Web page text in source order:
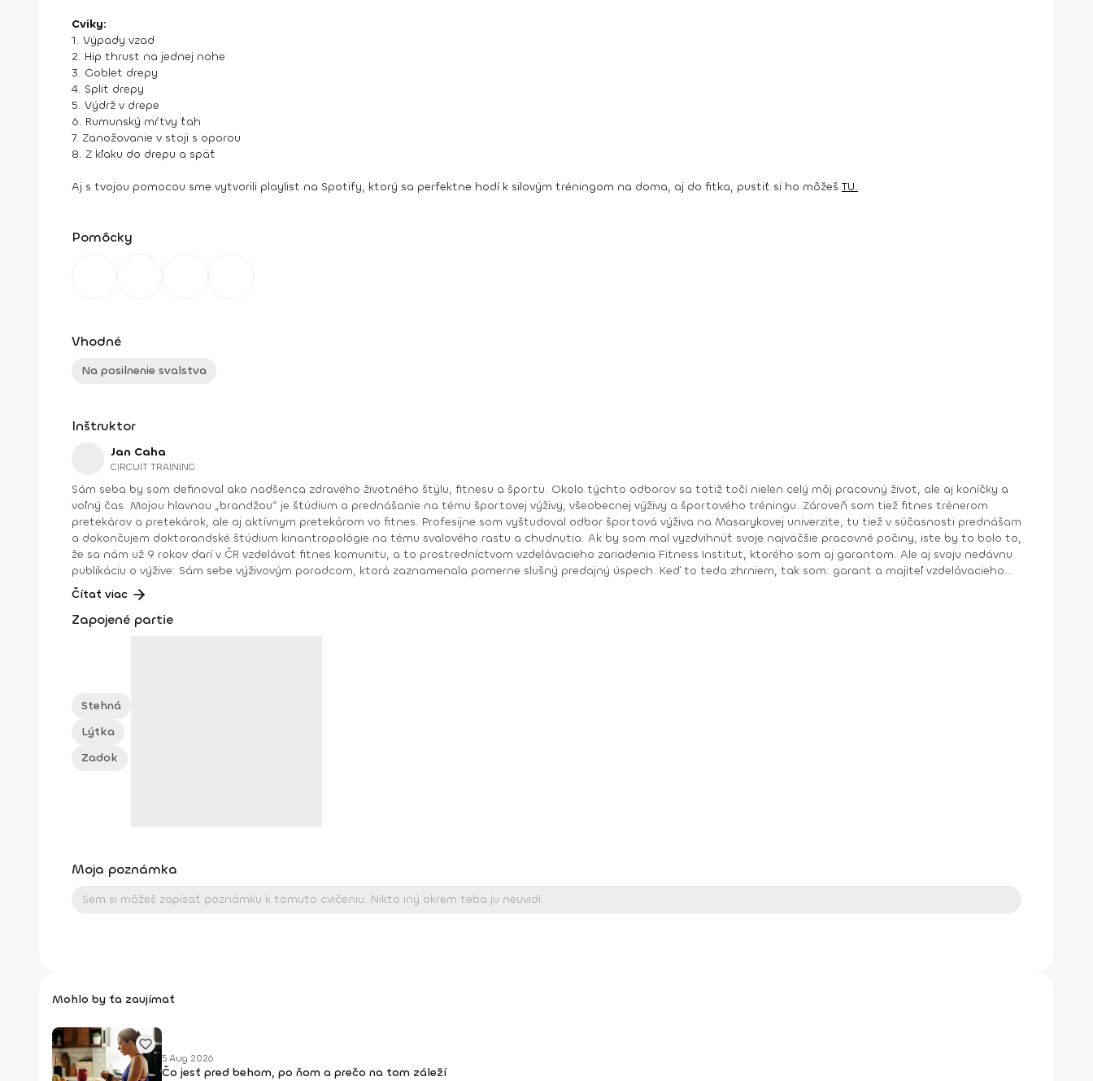
Cviky:
1. Výpady vzad
2. Hip thrust na jednej nohe
3. Goblet drepy
4. Split drepy
5. Výdrž v drepe
6. Rumunský mŕtvy ťah
7. Zanožovanie v stoji s oporou
8. Z kľaku do drepu a späť
Aj s tvojou pomocou sme vytvorili playlist na Spotify, ktorý sa perfektne hodí k silovým tréningom na doma, aj do fitka, pustiť si ho môžeš TU.
Pomôcky
Vhodné
Na posilnenie svalstva
Inštruktor
Jan Caha
CIRCUIT TRAINING
Sám seba by som definoval ako nadšenca zdravého životného štýlu, fitnesu a športu. Okolo týchto odborov sa totiž točí nielen celý môj pracovný život, ale aj koníčky a
voľný čas. Mojou hlavnou „brandžou“ je štúdium a prednášanie na tému športovej výživy, všeobecnej výživy a športového tréningu. Zároveň som tiež fitnes trénerom
pretekárov a pretekárok, ale aj aktívnym pretekárom vo fitnes. Profesijne som vyštudoval odbor športová výživa na Masarykovej univerzite, tu tiež v súčasnosti prednášam
a dokončujem doktorandské štúdium kinantropológie na tému svalového rastu a chudnutia. Ak by som mal vyzdvihnúť svoje najväčšie pracovné počiny, iste by to bolo to,
že sa nám už 9 rokov darí v ČR vzdelávať fitnes komunitu, a to prostredníctvom vzdelávacieho zariadenia Fitness Institut, ktorého som aj garantom. Ale aj svoju nedávnu
publikáciu o výžive: Sám sebe výživovým poradcom, ktorá zaznamenala pomerne slušný predajný úspech. Keď to teda zhrniem, tak som: garant a majiteľ vzdelávacieho
zariadenia Fitness Institut lektor a doktorand na Masarykovej univerzite odborník na športovú výživu autor knihy Sám sebe výživovým poradcom člen výkonného výboru
Čítať viac
Zapojené partie
Stehná
Lýtka
Zadok
Moja poznámka
Mohlo by ťa zaujímať
5 Aug 2026
Čo jesť pred behom, po ňom a prečo na tom záleží